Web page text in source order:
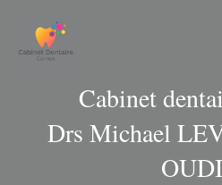
Cabinet
Drs Michael